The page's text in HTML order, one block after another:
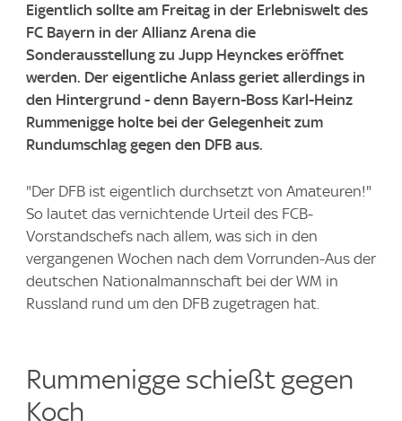
Eigentlich sollte am Freitag in der Erlebniswelt des
FC Bayern in der Allianz Arena die
Sonderausstellung zu Jupp Heynckes eröffnet
werden. Der eigentliche Anlass geriet allerdings in
den Hintergrund - denn Bayern-Boss Karl-Heinz
Rummenigge holte bei der Gelegenheit zum
Rundumschlag gegen den DFB aus.
"Der DFB ist eigentlich durchsetzt von Amateuren!"
So lautet das vernichtende Urteil des FCB-
Vorstandschefs nach allem, was sich in den
vergangenen Wochen nach dem Vorrunden-Aus der
deutschen Nationalmannschaft bei der WM in
Russland rund um den DFB zugetragen hat.
Rummenigge schießt gegen
Koch